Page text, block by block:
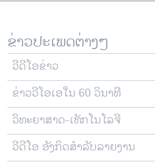
ລາຍການກະຈາຍສຽງ
ລາຍງານ
ຕິດຕາມພວກເຮົາ ທີ່
ພາສາຕ່າງໆ
ຂ່າວປະເພດຕ່າງໆ
ວີດີໂອຂ່າວ
ຂ່າວວີໂອເອໃນ 60 ວິນາທີ
ວິທະຍາສາດ-ເທັກໂນໂລຈີ
ວີດີໂອ ອັງກິດສຳລັບລາຍງານ